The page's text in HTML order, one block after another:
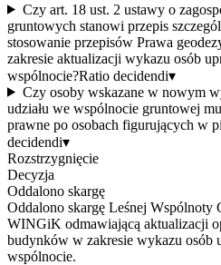
Czy art. 18 ust. 2 ustawy o
gruntowych stanowi przepis
stosowanie przepisów Prawa
zakresie aktualizacji wykazu osób
wspólnocie?Ratio decidendi▾
Czy osoby wskazane w nowym
udziału we wspólnocie gruntowej
prawne po osobach figurujących w
decidendi▾
Rozstrzygnięcie
Decyzja
Oddalono skargę
Oddalono skargę Leśnej Wspólnoty
WINGiK odmawiającą aktualizacji
budynków w zakresie wykazu osób
wspólnocie.